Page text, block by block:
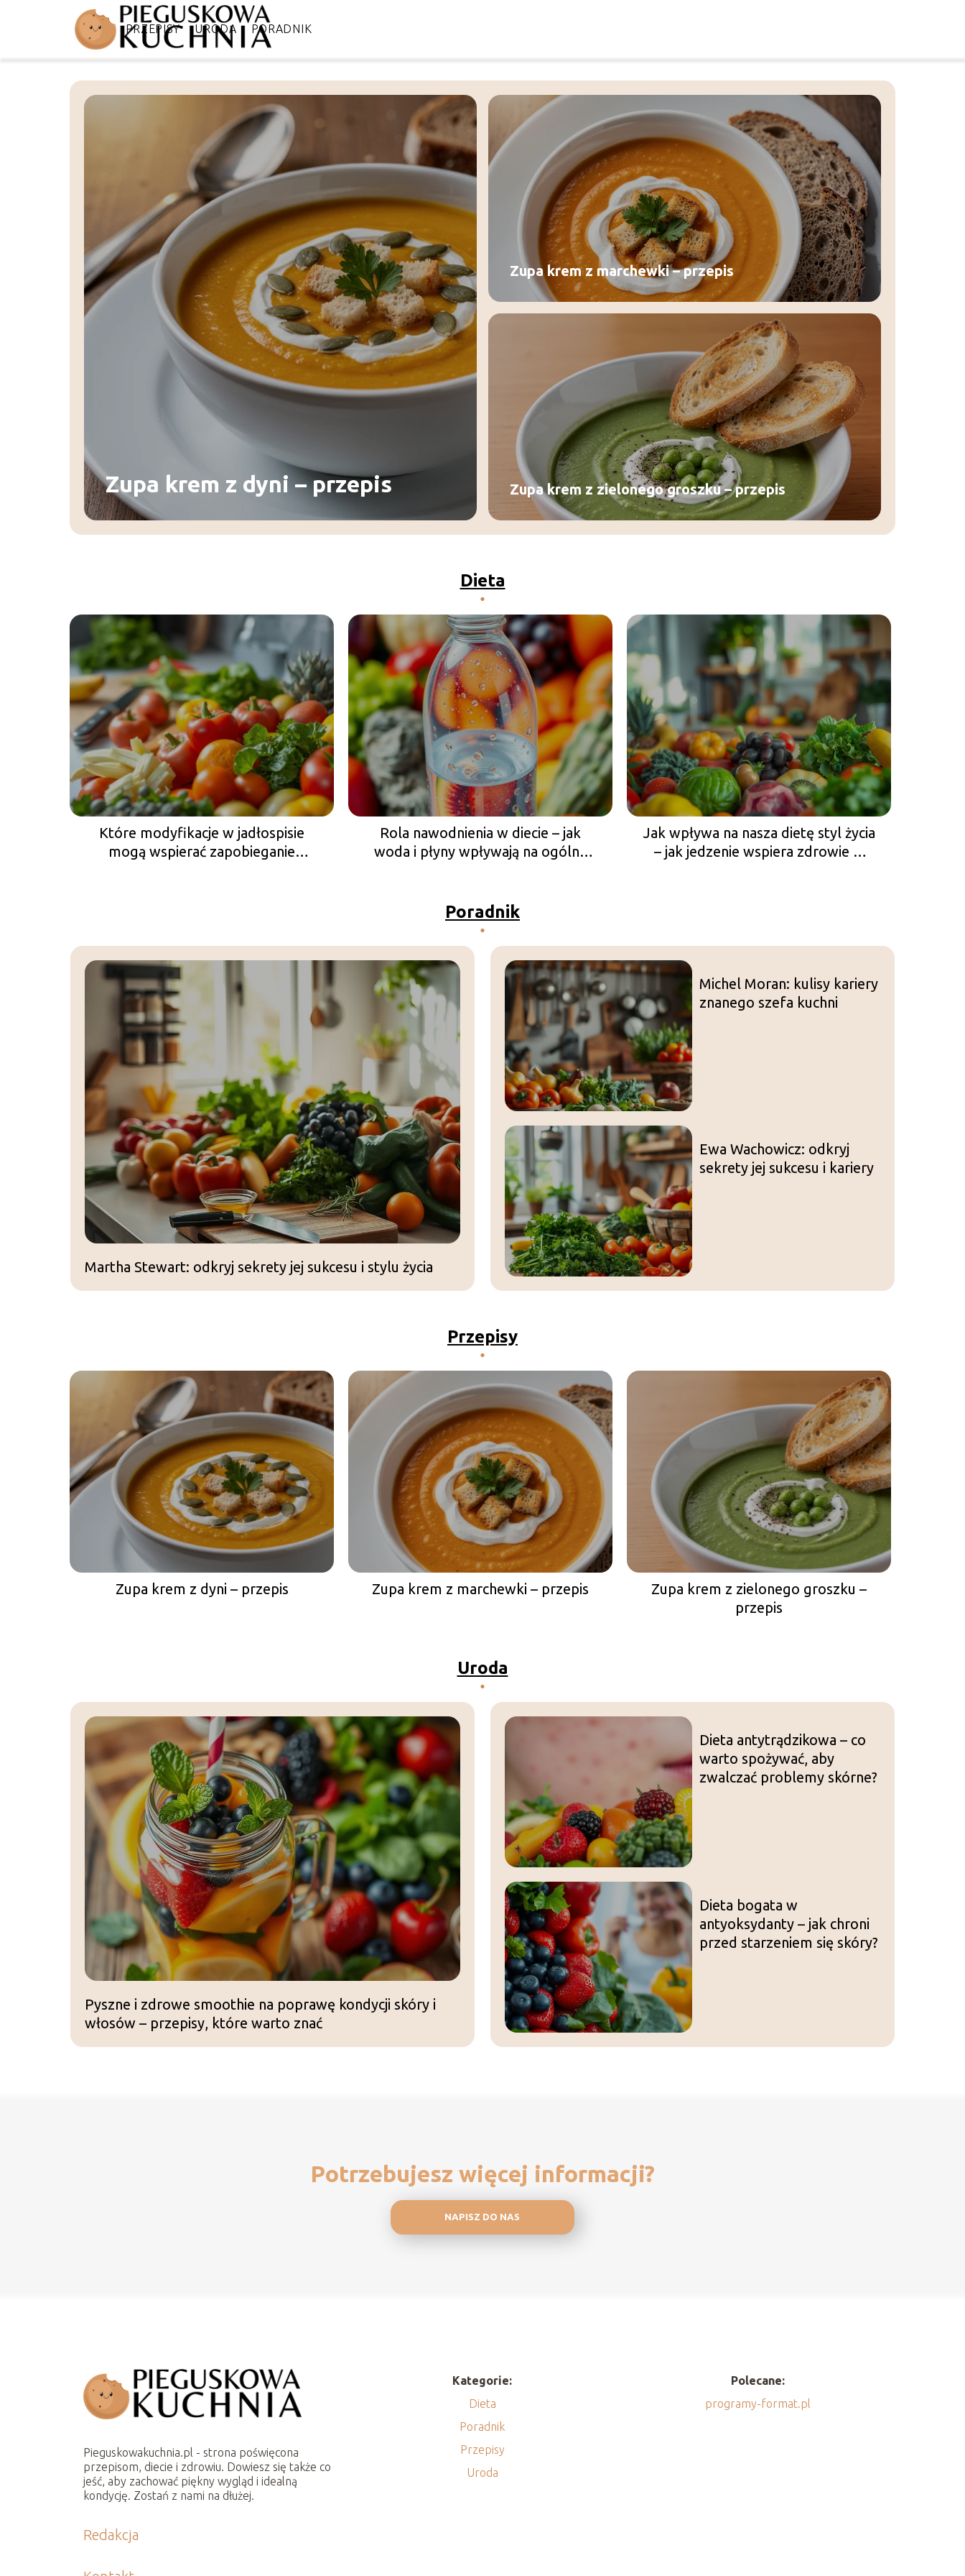
DIETA PRZEPISY URODA PORADNIK
Zupa krem z dyni – przepis
Zupa krem z marchewki – przepis
Zupa krem z zielonego groszku – przepis
Dieta
Które modyfikacje w jadłospisie
mogą wspierać zapobieganie
Rola nawodnienia w diecie – jak
woda i płyny wpływają na ogólny
Jak wpływa na nasza dietę styl życia
– jak jedzenie wspiera zdrowie w
Poradnik
Martha Stewart: odkryj sekrety jej sukcesu i stylu życia
Michel Moran: kulisy kariery
znanego szefa kuchni
Ewa Wachowicz: odkryj
sekrety jej sukcesu i kariery
Przepisy
Zupa krem z dyni – przepis Zupa krem z marchewki – przepis
Zupa krem z zielonego groszku –
przepis
Uroda
Pyszne i zdrowe smoothie na poprawę kondycji skóry i
włosów – przepisy, które warto znać
Dieta antytrądzikowa – co
warto spożywać, aby
zwalczać problemy skórne?
Dieta bogata w
antyoksydanty – jak chroni
przed starzeniem się skóry?
Potrzebujesz więcej informacji?
NAPISZ DO NAS
Pieguskowakuchnia.pl - strona poświęcona
przepisom, diecie i zdrowiu. Dowiesz się także co
jeść, aby zachować piękny wygląd i idealną
kondycję. Zostań z nami na dłużej.
Redakcja
Kategorie:
Dieta
Poradnik
Przepisy
Uroda
Polecane:
programy-format.pl